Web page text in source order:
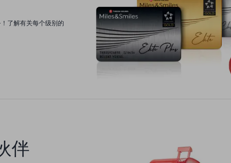
了解有关每个级别的
伴